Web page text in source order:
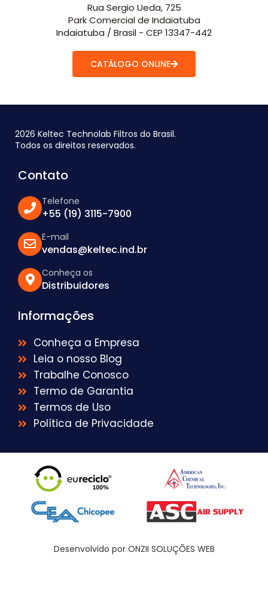
Rua Sergio Ueda, 725
Park Comercial de Indaiatuba
Indaiatuba / Brasil - CEP 13347-442
CATÁLOGO ONLINE
2026 Keltec Technolab Filtros do Brasil.
Todos os direitos reservados.
Contato
Telefone
+55 (19) 3115-7900
E-mail
vendas@keltec.ind.br
Conheça os
Distribuidores
Informações
Conheça a Empresa
Leia o nosso Blog
Trabalhe Conosco
Termo de Garantia
Termos de Uso
Política de Privacidade
Desenvolvido por ONZII SOLUÇÕES WEB